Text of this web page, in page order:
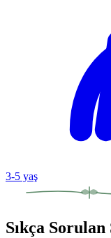
3-5 yaş
Sıkça